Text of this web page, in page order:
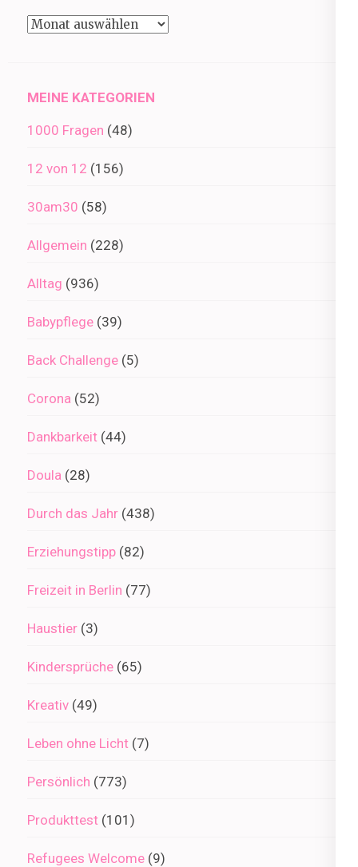
Beiträge
MEINE KATEGORIEN
1000 Fragen (48)
12 von 12 (156)
30am30 (58)
Allgemein (228)
Alltag (936)
Babypflege (39)
Back Challenge (5)
Corona (52)
Dankbarkeit (44)
Doula (28)
Durch das Jahr (438)
Erziehungstipp (82)
Freizeit in Berlin (77)
Haustier (3)
Kindersprüche (65)
Kreativ (49)
Leben ohne Licht (7)
Persönlich (773)
Produkttest (101)
Refugees Welcome (9)